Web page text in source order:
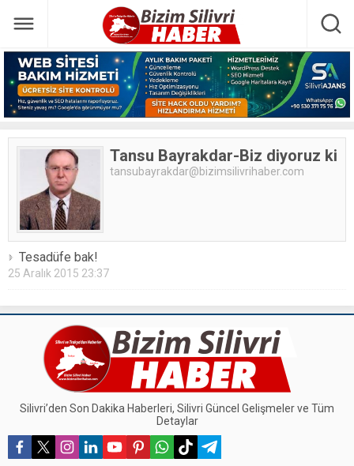
Tansu Bayrakdar-Biz diyoruz ki
tansubayrakdar@bizimsilivrihaber.com
Tesadüfe bak!
25 Aralık 2015 23:37
Silivri’den Son Dakika Haberleri, Silivri Güncel Gelişmeler ve Tüm
Detaylar